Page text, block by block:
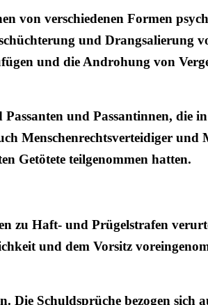
von verschiedenen Formen
und Drangsalierung
und die Androhung von
und Passantinnen, die
Menschenrechtsverteidiger und
Getötete teilgenommen hatten.
zu Haft- und Prügelstrafen
und dem Vorsitz
Schuldsprüche bezogen sich